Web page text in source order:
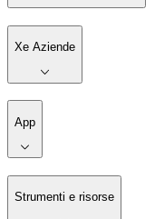
Xe Aziende
App
Strumenti e risorse